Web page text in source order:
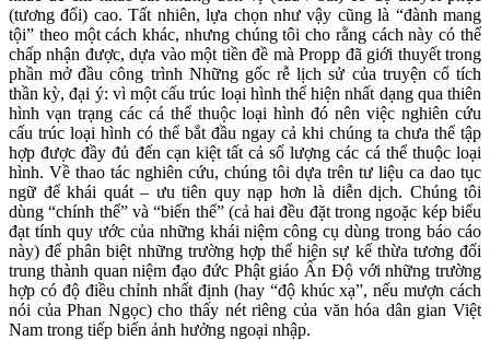
(tương đối) cao. Tất nhiên, lựa chọn như vậy cũng là “đành mang
tội” theo một cách khác, nhưng chúng tôi cho rằng cách này có thể
chấp nhận được, dựa vào một tiền đề mà Propp đã giới thuyết trong
phần mở đầu công trình Những gốc rễ lịch sử của truyện cổ tích
thần kỳ, đại ý: vì một cấu trúc loại hình thể hiện nhất dạng qua thiên
hình vạn trạng các cá thể thuộc loại hình đó nên việc nghiên cứu
cấu trúc loại hình có thể bắt đầu ngay cả khi chúng ta chưa thể tập
hợp được đầy đủ đến cạn kiệt tất cả số lượng các cá thể thuộc loại
hình. Về thao tác nghiên cứu, chúng tôi dựa trên tư liệu ca dao tục
ngữ để khái quát – ưu tiên quy nạp hơn là diễn dịch. Chúng tôi
dùng “chính thể” và “biến thể” (cả hai đều đặt trong ngoặc kép biểu
đạt tính quy ước của những khái niệm công cụ dùng trong báo cáo
này) để phân biệt những trường hợp thể hiện sự kế thừa tương đối
trung thành quan niệm đạo đức Phật giáo Ấn Độ với những trường
hợp có độ điều chỉnh nhất định (hay “độ khúc xạ”, nếu mượn cách
nói của Phan Ngọc) cho thấy nét riêng của văn hóa dân gian Việt
Nam trong tiếp biến ảnh hưởng ngoại nhập.